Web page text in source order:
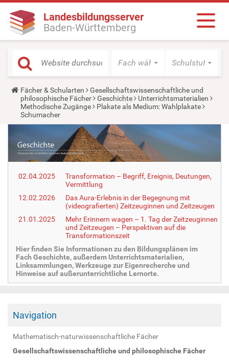
Landesbildungsserver
Baden-Württemberg
Fach wählen Schulstufe
Y
o
u
a
r
e
r
e
Fächer & Schularten
Gesellschaftswissenschaftliche und
philosophische Fächer
Geschichte
Unterrichtsmaterialien
Methodische Zugänge
Plakate als Medium: Wahlplakate
Schumacher
02.04.2025
Transformation – Begriff, Ereignis, Deutungen,
Vermittlung
12.02.2026
Das Aura-Erlebnis in der Begegnung mit
(videografierten) Zeitzeuginnen und Zeitzeugen
21.01.2025
Mehr Erinnern wagen – 1. Tag der Zeitzeuginnen
und Zeitzeugen – Perspektiven auf die
Transformationszeit
Hier finden Sie Informationen zu den Bildungsplänen im
Fach Geschichte, außerdem Unterrichtsmaterialien,
Linksammlungen, Werkzeuge zur Eigenrecherche und
Hinweise auf außerunterrichtliche Lernorte.
Navigation
Mathematisch-naturwissenschaftliche Fächer
Gesellschaftswissenschaftliche und philosophische Fächer